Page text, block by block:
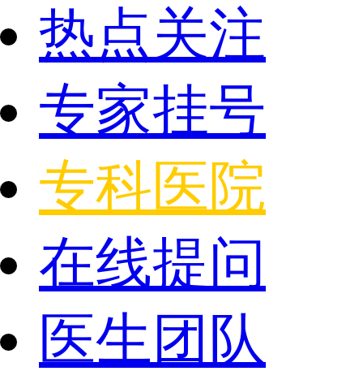
热点关注
专家挂号
专科医院
在线提问
医生团队